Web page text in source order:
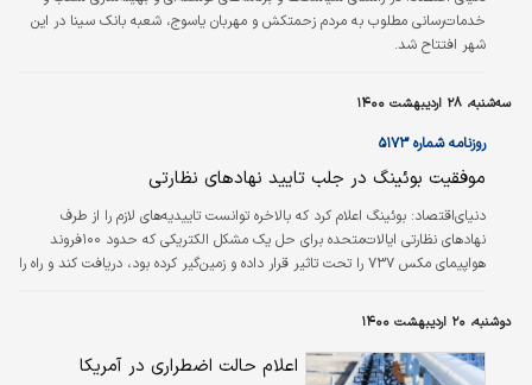
خدمات‌رسانی مطلوب به مردم زحمتکش و مهربان یاسوج، شعبه بانک سینا در این
شهر افتتاح شد.
سه‌شنبه، ۲۸ اردیبهشت ۱۴۰۰
روزنامه شماره ۵۱۷۳
موفقیت بوئینگ در جلب تایید نهادهای نظارتی
دنیای‌اقتصاد: بوئینگ اعلام کرد که بالاخره توانست تاییدیه‌های لازم را از طرف
نهادهای نظارتی ایالات‌متحده برای حل یک مشکل الکتریکی که حدود ۱۰۰فروند
هواپیمای مکس ۷۳۷ را تحت تاثیر قرار داده و زمین‌گیر کرده بود، دریافت کند و راه را
خطوط هوایی که از این مدل در پروازهای خود استفاده می‌کنند توصیه کرد آنها را
به‌طور موقت از سرویس خارج کنند. براساس اعلام اداره هوانوردی…
دوشنبه، ۲۰ اردیبهشت ۱۴۰۰
اعلام حالت اضطراری در آمریکا